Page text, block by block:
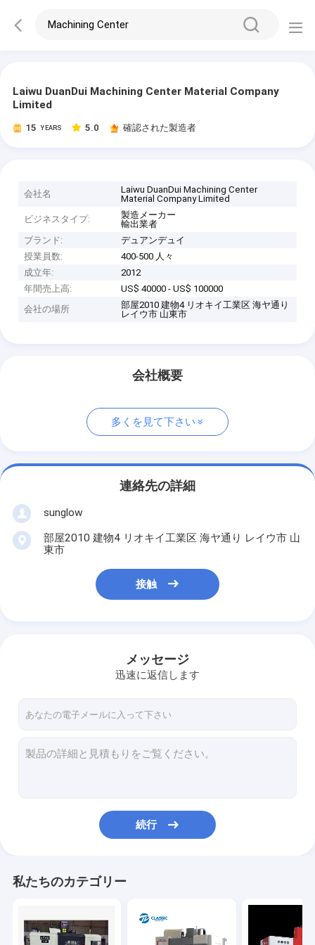
Laiwu DuanDui Machining Center Material Company
Limited
15 YEARS 5.0 確認された製造者
会社名
Laiwu DuanDui Machining Center
Material Company Limited
ビジネスタイプ:
製造メーカー
輸出業者
ブランド:
デュアンデュイ
授業員数:
400-500 人々
成立年:
2012
年間売上高:
US$ 40000 - US$ 100000
会社の場所
部屋2010 建物4 リオキイ工業区 海ヤ通り
レイウ市 山東市
会社概要
多くを見て下さい
連絡先の詳細
sunglow
部屋2010 建物4 リオキイ工業区 海ヤ通り レイウ市 山
東市
接触
メッセージ
迅速に返信します
続行
私たちのカテゴリー